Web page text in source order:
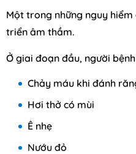
Một trong những nguy
triển âm thầm.
Ở giai đoạn đầu, người
Chảy máu khi đánh
Hơi thở có mùi
Ê nhẹ
Nướu đỏ